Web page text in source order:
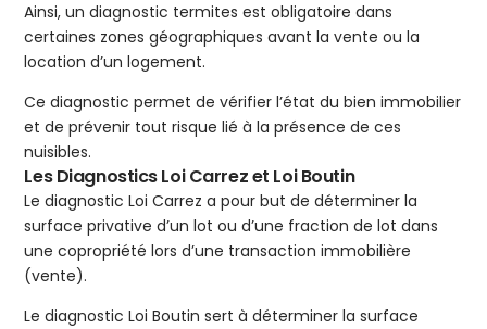
Ainsi, un diagnostic termites est obligatoire dans
certaines zones géographiques avant la vente ou la
location d’un logement.
Ce diagnostic permet de vérifier l’état du bien immobilier
et de prévenir tout risque lié à la présence de ces
nuisibles.
Les Diagnostics Loi Carrez et Loi Boutin
Le diagnostic Loi Carrez a pour but de déterminer la
surface privative d’un lot ou d’une fraction de lot dans
une copropriété lors d’une transaction immobilière
(vente).
Le diagnostic Loi Boutin sert à déterminer la surface